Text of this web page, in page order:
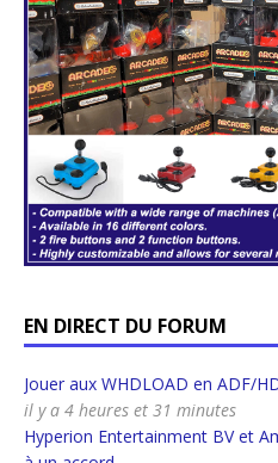
EN DIRECT DU FORUM
Jouer aux WHDLOAD en ADF/
il y a 4 heures et 31 minutes
Hyperion Entertainment BV et